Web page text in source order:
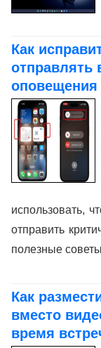
Как
отправлять
оповещения
использовать,
отправить
полезные
Как
вместо
время